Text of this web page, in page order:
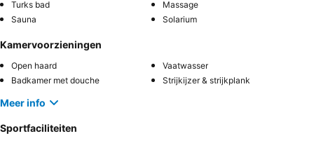
Turks bad
Massage
Sauna
Solarium
Kamervoorzieningen
Open haard
Vaatwasser
Badkamer met douche
Strijkijzer & strijkplank
Meer info
Sportfaciliteiten